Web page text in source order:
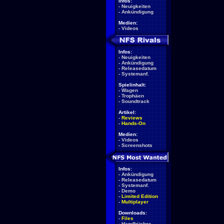
- Neuigkeiten
- Ankündigung
Medien:
- Videos
Infos:
- Neuigkeiten
- Ankündigung
- Releasedatum
- Systemanf.
Spielinhalt:
- Wagen
- Trophäen
- Soundtrack
Artikel:
- Reviews
- Hands-On
Medien:
- Videos
- Screenshots
Infos:
- Ankündigung
- Releasedatum
- Systemanf.
- Demo
- Limited Edition
- Multiplayer
Downloads:
- Files